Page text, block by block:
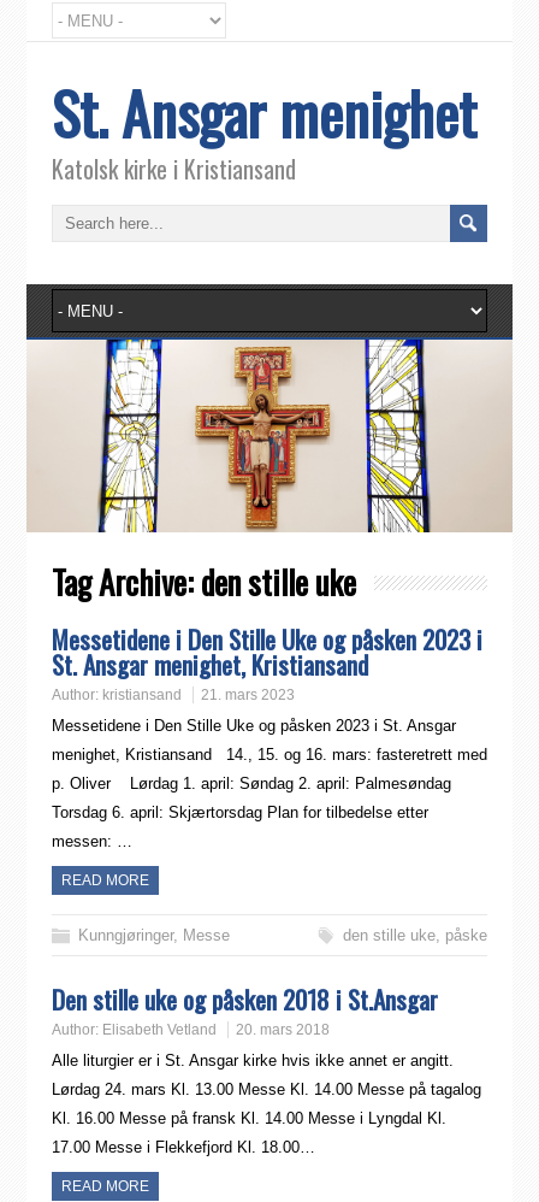
St. Ansgar menighet
Katolsk kirke i Kristiansand
Tag Archive:den stille uke
Messetidene i Den Stille Uke og påsken 2023 i
St. Ansgar menighet, Kristiansand
Author: kristiansand 21. mars 2023
Messetidene i Den Stille Uke og påsken 2023 i St. Ansgar
menighet, Kristiansand 14., 15. og 16. mars: fasteretrett med
p. Oliver Lørdag 1. april: Søndag 2. april: Palmesøndag
Torsdag 6. april: Skjærtorsdag Plan for tilbedelse etter
messen: …
READ MORE
Kunngjøringer, Messe den stille uke påske
Den stille uke og påsken 2018 i St.Ansgar
Author: Elisabeth Vetland 20. mars 2018
Alle liturgier er i St. Ansgar kirke hvis ikke annet er angitt.
Lørdag 24. mars Kl. 13.00 Messe Kl. 14.00 Messe på tagalog
Kl. 16.00 Messe på fransk Kl. 14.00 Messe i Lyngdal Kl.
17.00 Messe i Flekkefjord Kl. 18.00…
READ MORE